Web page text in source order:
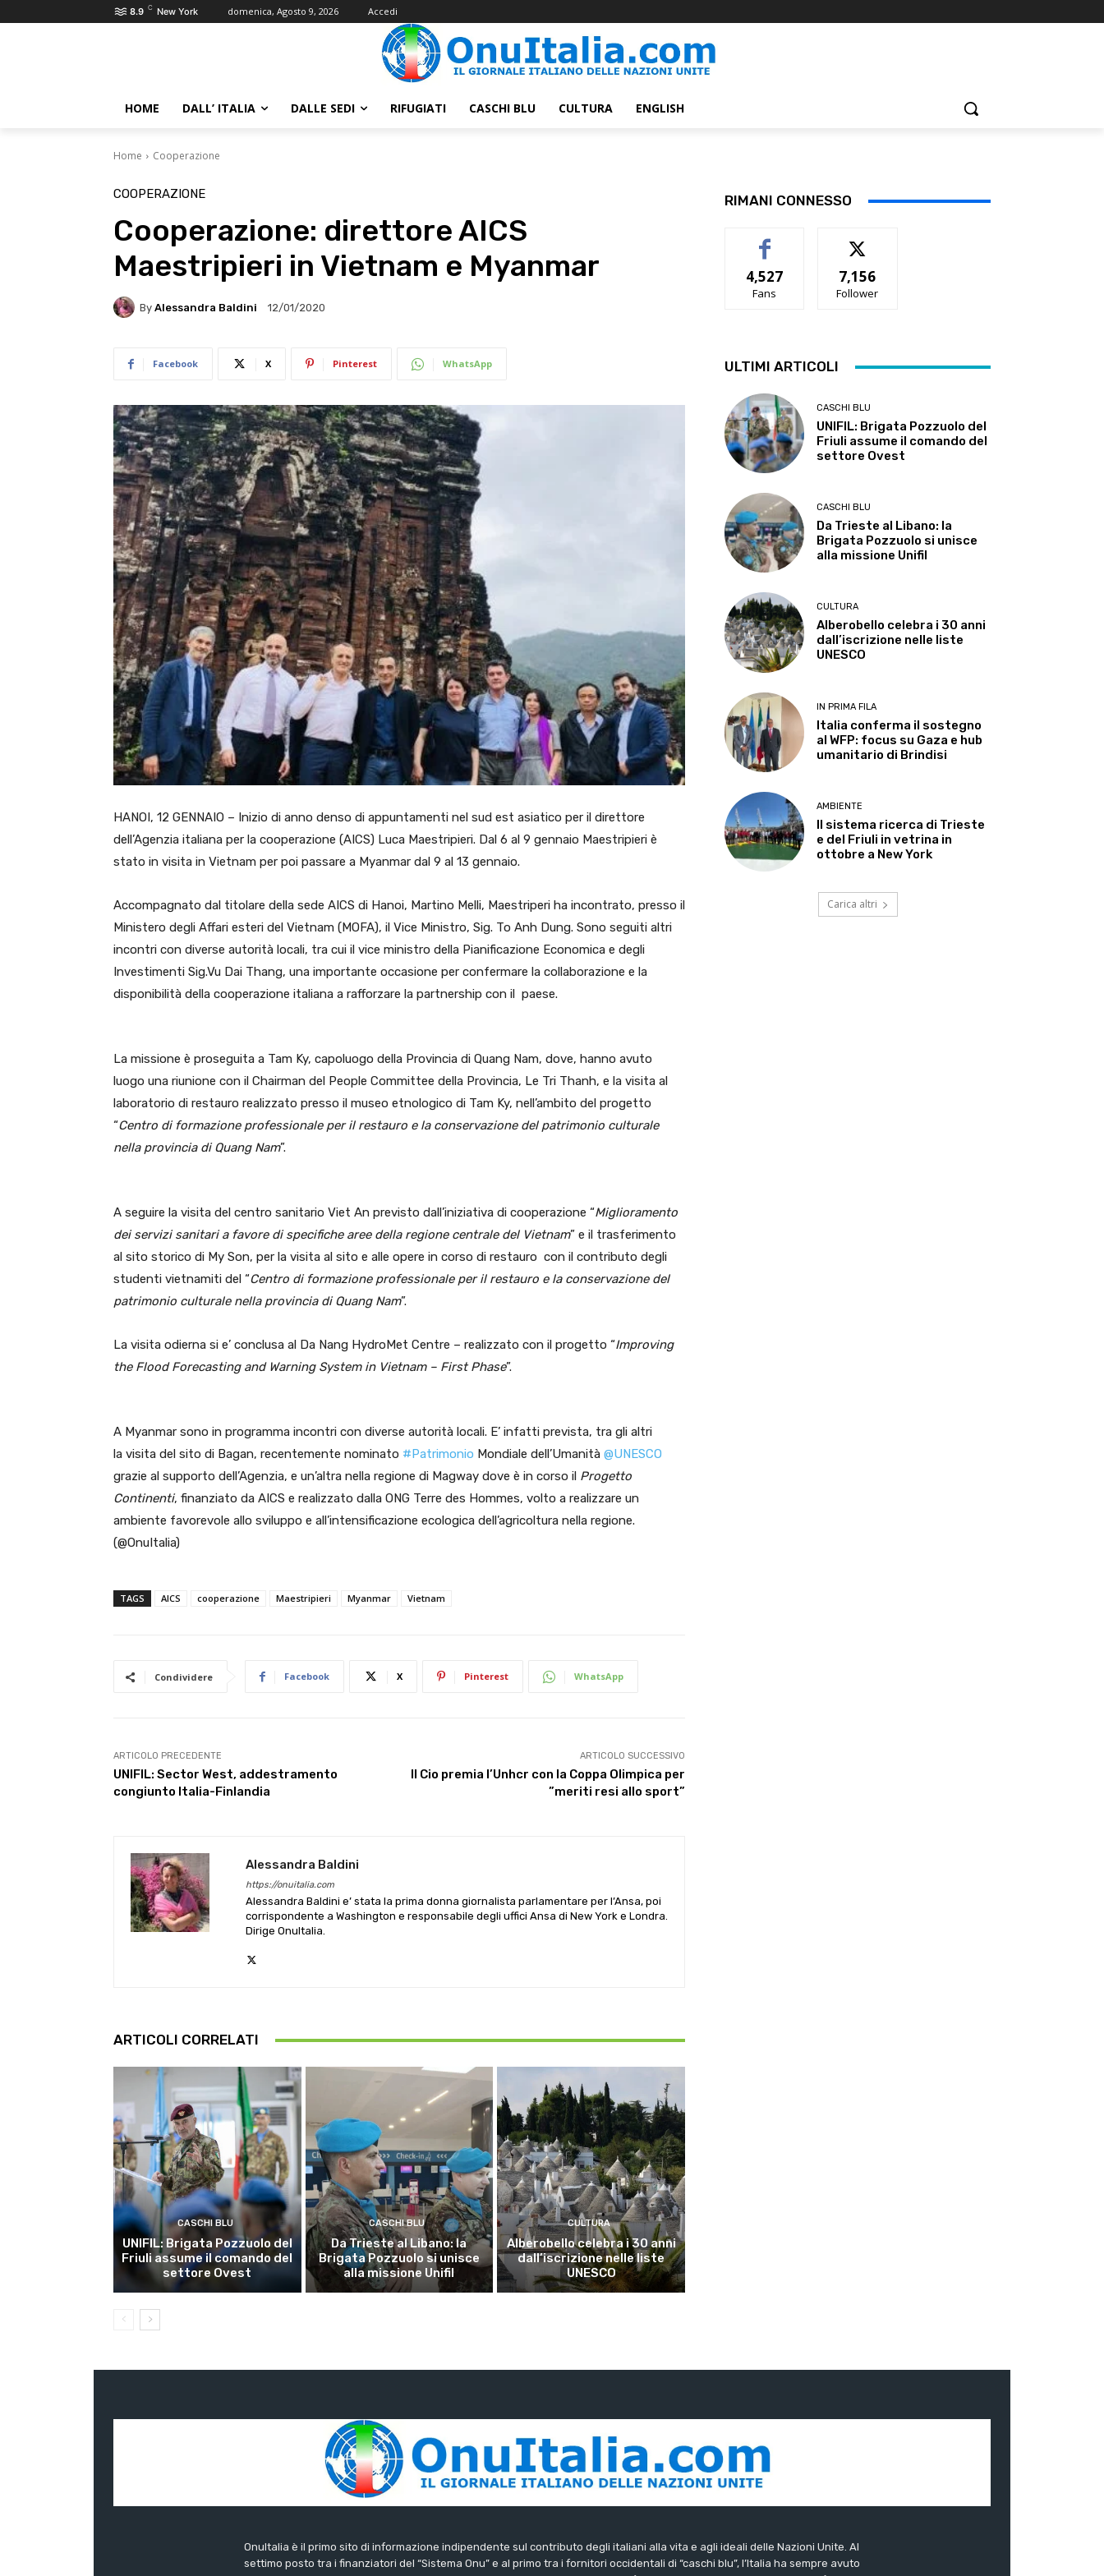
8.9 C New York domenica, Agosto 9, 2026 Accedi
HOME DALL’ ITALIA DALLE SEDI RIFUGIATI CASCHI BLU CULTURA ENGLISH
Home Cooperazione
COOPERAZIONE
Cooperazione: direttore AICS
Maestripieri in Vietnam e Myanmar
By Alessandra Baldini 12/01/2020
Facebook X Pinterest WhatsApp
HANOI, 12 GENNAIO – Inizio di anno denso di appuntamenti nel sud est asiatico per il direttore
dell’Agenzia italiana per la cooperazione (AICS) Luca Maestripieri. Dal 6 al 9 gennaio Maestripieri è
stato in visita in Vietnam per poi passare a Myanmar dal 9 al 13 gennaio.
Accompagnato dal titolare della sede AICS di Hanoi, Martino Melli, Maestriperi ha incontrato, presso il
Ministero degli Affari esteri del Vietnam (MOFA), il Vice Ministro, Sig. To Anh Dung. Sono seguiti altri
incontri con diverse autorità locali, tra cui il vice ministro della Pianificazione Economica e degli
Investimenti Sig.Vu Dai Thang, una importante occasione per confermare la collaborazione e la
disponibilità della cooperazione italiana a rafforzare la partnership con il paese.
La missione è proseguita a Tam Ky, capoluogo della Provincia di Quang Nam, dove, hanno avuto
luogo una riunione con il Chairman del People Committee della Provincia, Le Tri Thanh, e la visita al
laboratorio di restauro realizzato presso il museo etnologico di Tam Ky, nell’ambito del progetto
“Centro di formazione professionale per il restauro e la conservazione del patrimonio culturale
nella provincia di Quang Nam”.
A seguire la visita del centro sanitario Viet An previsto dall’iniziativa di cooperazione “Miglioramento
dei servizi sanitari a favore di specifiche aree della regione centrale del Vietnam” e il trasferimento
al sito storico di My Son, per la visita al sito e alle opere in corso di restauro con il contributo degli
studenti vietnamiti del “Centro di formazione professionale per il restauro e la conservazione del
patrimonio culturale nella provincia di Quang Nam”.
La visita odierna si e’ conclusa al Da Nang HydroMet Centre – realizzato con il progetto “Improving
the Flood Forecasting and Warning System in Vietnam – First Phase”.
A Myanmar sono in programma incontri con diverse autorità locali. E’ infatti prevista, tra gli altri
la visita del sito di Bagan, recentemente nominato #Patrimonio Mondiale dell’Umanità @UNESCO
grazie al supporto dell’Agenzia, e un’altra nella regione di Magway dove è in corso il Progetto
Continenti, finanziato da AICS e realizzato dalla ONG Terre des Hommes, volto a realizzare un
ambiente favorevole allo sviluppo e all’intensificazione ecologica dell’agricoltura nella regione.
(@OnuItalia)
TAGS AICS cooperazione Maestripieri Myanmar Vietnam
Condividere Facebook X Pinterest WhatsApp
ARTICOLO PRECEDENTE
UNIFIL: Sector West, addestramento
congiunto Italia-Finlandia
ARTICOLO SUCCESSIVO
Il Cio premia l’Unhcr con la Coppa Olimpica per
”meriti resi allo sport”
Alessandra Baldini
https://onuitalia.com
Alessandra Baldini e’ stata la prima donna giornalista parlamentare per l’Ansa, poi
corrispondente a Washington e responsabile degli uffici Ansa di New York e Londra.
Dirige OnuItalia.
ARTICOLI CORRELATI
CASCHI BLU
UNIFIL: Brigata Pozzuolo del
Friuli assume il comando del
settore Ovest
CASCHI BLU
Da Trieste al Libano: la
Brigata Pozzuolo si unisce
alla missione Unifil
CULTURA
Alberobello celebra i 30 anni
dall’iscrizione nelle liste
UNESCO
RIMANI CONNESSO
4,527
Fans
7,156
Follower
ULTIMI ARTICOLI
CASCHI BLU
UNIFIL: Brigata Pozzuolo del
Friuli assume il comando del
settore Ovest
CASCHI BLU
Da Trieste al Libano: la
Brigata Pozzuolo si unisce
alla missione Unifil
CULTURA
Alberobello celebra i 30 anni
dall’iscrizione nelle liste
UNESCO
IN PRIMA FILA
Italia conferma il sostegno
al WFP: focus su Gaza e hub
umanitario di Brindisi
AMBIENTE
Il sistema ricerca di Trieste
e del Friuli in vetrina in
ottobre a New York
Carica altri
OnuItalia è il primo sito di informazione indipendente sul contributo degli italiani alla vita e agli ideali delle Nazioni Unite. Al
settimo posto tra i finanziatori del “Sistema Onu” e al primo tra i fornitori occidentali di “caschi blu”, l’Italia ha sempre avuto